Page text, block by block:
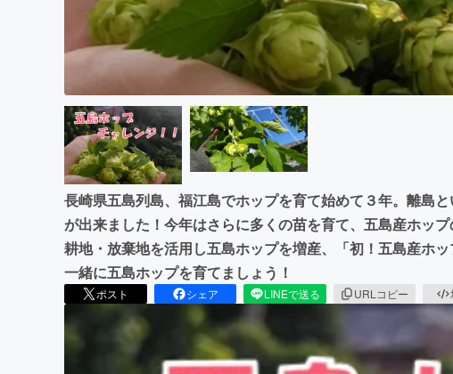
長崎県五島列島、福江島でホップを育て始めて３年。離島
が出来ました！今年はさらに多くの苗を育て、五島産ホッ
耕地・放棄地を活用し五島ホップを増産、「初！五島産ホ
一緒に五島ホップを育てましょう！
ポスト シェア LINEで送る URLコピー